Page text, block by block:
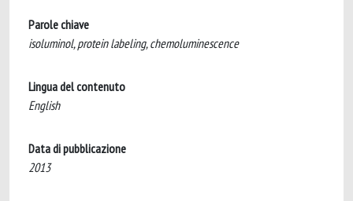
Parole chiave
isoluminol, protein labeling, chemoluminescence
Lingua del contenuto
English
Data di pubblicazione
2013